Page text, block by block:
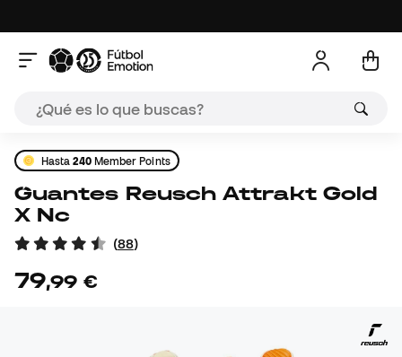
Hasta240Member Points
Guantes Reusch Attrakt Gold
X Nc
(88)
79,99 €